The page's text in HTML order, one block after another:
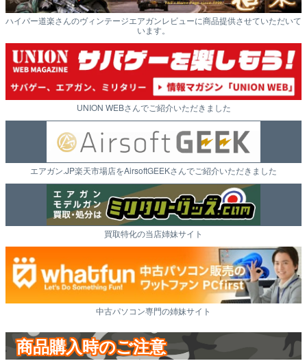
ハイパー道楽さんのヴィンテージエアガンレビューに商品提供させていただいて
います。
UNION WEBさんでご紹介いただきました
エアガン.JP楽天市場店をAirsoftGEEKさんでご紹介いただきました
買取特化の当店姉妹サイト
中古パソコン専門の姉妹サイト
商品購入時のご注意